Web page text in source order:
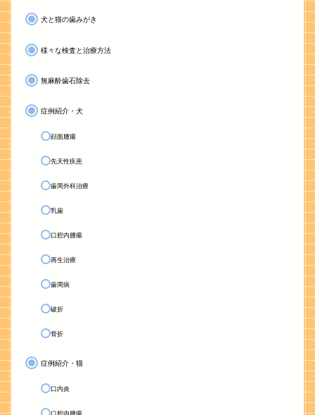
犬と猫の歯みがき
様々な検査と治療方法
無麻酔歯石除去
症例紹介・犬
顔面腫瘍
先天性疾患
歯周外科治療
乳歯
口腔内腫瘍
再生治療
歯周病
破折
骨折
症例紹介・猫
口内炎
口腔内腫瘍